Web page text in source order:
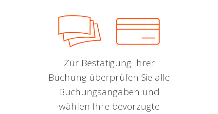
Zur Bestätigung Ihrer
Buchung überprüfen Sie alle
Buchungsangaben und
wählen Ihre bevorzugte